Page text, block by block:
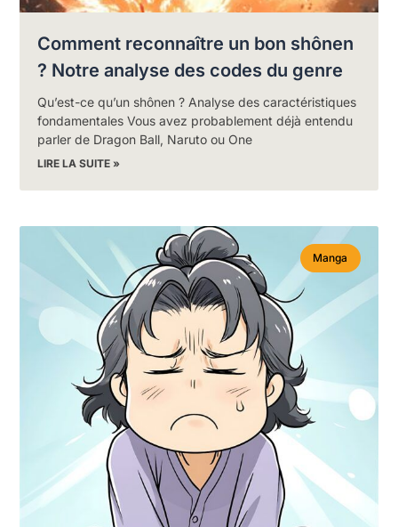
Comment reconnaître un bon shônen
? Notre analyse des codes du genre
Qu’est-ce qu’un shônen ? Analyse des caractéristiques
fondamentales Vous avez probablement déjà entendu
parler de Dragon Ball, Naruto ou One
LIRE LA SUITE »
Manga